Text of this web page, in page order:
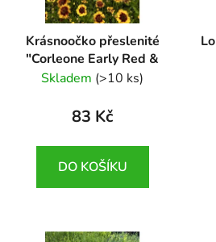
Krásnoočko přeslenité
"Corleone Early Red &
Gold"
"Corleone Early Red &
Skladem (>10 ks)
83 Kč
DO KOŠÍKU